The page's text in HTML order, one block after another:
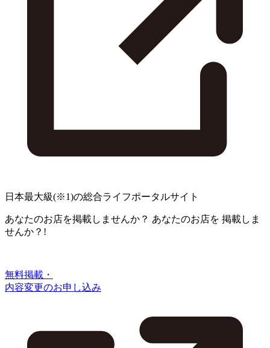
日本最大級(※1)の総合ライフポータルサイト
あなたのお店を掲載しませんか？ あなたのお店を 掲載しま
せんか？!
無料掲載・
内容変更のお申し込み